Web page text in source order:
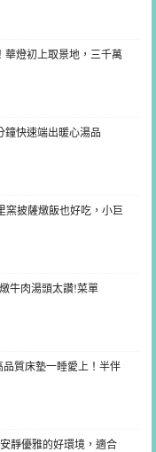
華燈初上取景地，三千萬
鐘快速端出暖心湯品
窯披薩燉飯也好吃，小巨
牛肉湯頭太讚!菜單
質床墊一睡愛上！半伴
靜優雅的好環境，適合